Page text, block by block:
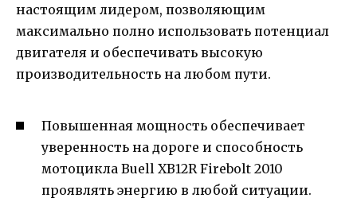
настоящим лидером, позволяющим
максимально полно использовать потенциал
двигателя и обеспечивать высокую
производительность на любом пути.
Повышенная мощность обеспечивает
уверенность на дороге и способность
мотоцикла Buell XB12R Firebolt 2010
проявлять энергию в любой ситуации.